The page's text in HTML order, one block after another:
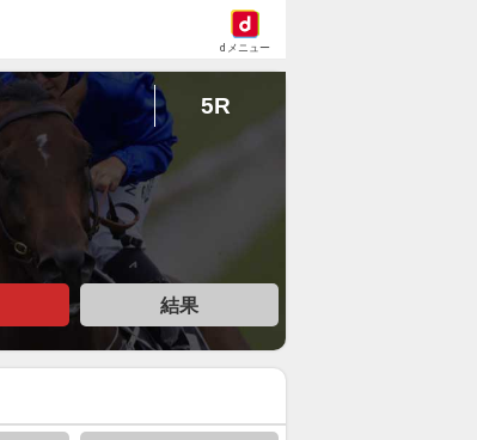
dメニュー
5R
結果